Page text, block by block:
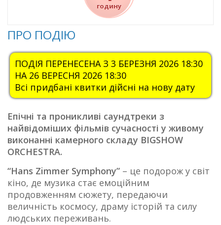
годину
ПРО ПОДІЮ
ПОДІЯ ПЕРЕНЕСЕНА З 3 БЕРЕЗНЯ 2026 18:30
НА 26 ВЕРЕСНЯ 2026 18:30
Всі придбані квитки дійсні на нову дату
Епічні та проникливі саундтреки з
найвідоміших фільмів сучасності у живому
виконанні камерного складу BIGSHOW
ORCHESTRA.
“Hans Zimmer Symphony” – це подорож у світ
кіно, де музика стає емоційним
продовженням сюжету, передаючи
величність космосу, драму історій та силу
людських переживань.